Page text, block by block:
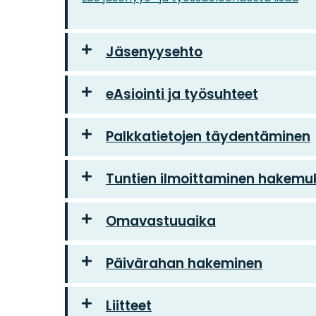
Jäsenyysehto
eAsiointi ja työsuhteet
Palkkatietojen täydentäminen
Tuntien ilmoittaminen
Omavastuuaika
Päivärahan hakeminen
Liitteet